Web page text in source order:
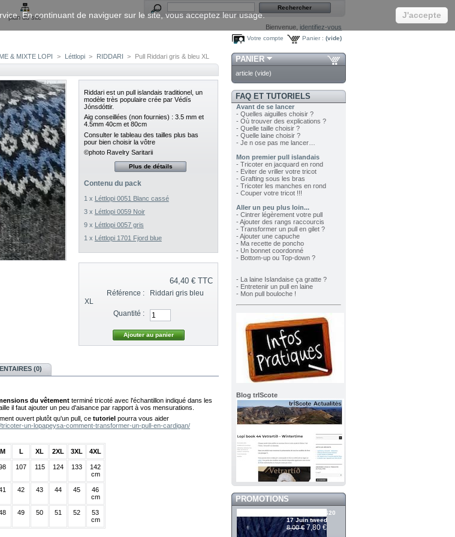
plan du site
Bienvenue, identifiez-vous
Panier : (vide)
Votre compte
& MIXTE LOPI > Léttlopi > RIDDARI > Pull Riddari gris & bleu XL
Riddari est un pull islandais traditionel, un
modèle très populaire crée par Védís
Jónsdóttir.
Aig conseillées (non fournies) : 3.5 mm et
4.5mm 40cm et 80cm
Consulter le tableau des tailles plus bas
pour bien choisir la vôtre
©photo Ravelry Saritarii
Plus de détails
Contenu du pack
1 x
Léttlopi 0051 Blanc cassé
3 x
Léttlopi 0059 Noir
9 x
Léttlopi 0057 gris
1 x
Léttlopi 1701 Fjord blue
64,40 €TTC
Référence :
Riddari gris bleu
XL
Quantité :
(0)
du vêtement terminé tricoté avec l'échantillon indiqué dans les
il faut ajouter un peu d'aisance par rapport à vos mensurations.
ouvert plutôt qu'un pull, ce tutoriel pourra vous aider
un-lopapeysa-comment-transformer-un-pull-en-cardigan/
M L XL 2XL 3XL 4XL
107 115 124 133
142
cm
42 43 44 45
46
cm
49 50 51 52
53
cm
PANIER
article (vide)
FAQ ET TUTORIELS
Avant de se lancer
- Quelles aiguilles choisir ?
- Où trouver des explications ?
- Quelle taille choisir ?
- Quelle laine choisir ?
- Je n ose pas me lancer…
Mon premier pull islandais
- Tricoter en jacquard en rond
- Eviter de vriller votre tricot
- Grafting sous les bras
- Tricoter les manches en rond
- Couper votre tricot !!!
Aller un peu plus loin...
- Cintrer légèrement votre pull
- Ajouter des rangs raccourcis
- Transformer un pull en gilet ?
- Ajouter une capuche
- Ma recette de poncho
- Un bonnet coordonné
- Bottom-up ou Top-down ?
- La laine Islandaise ça gratte ?
- Entretenir un pull en laine
- Mon pull bouloche !
Blog trIScote
PROMOTIONS
Álafosslopi 2620
17 Juin tweed
8,00 € 7,80 €
En continuant de naviguer sur le site, vous acceptez leur usage. J'accepte